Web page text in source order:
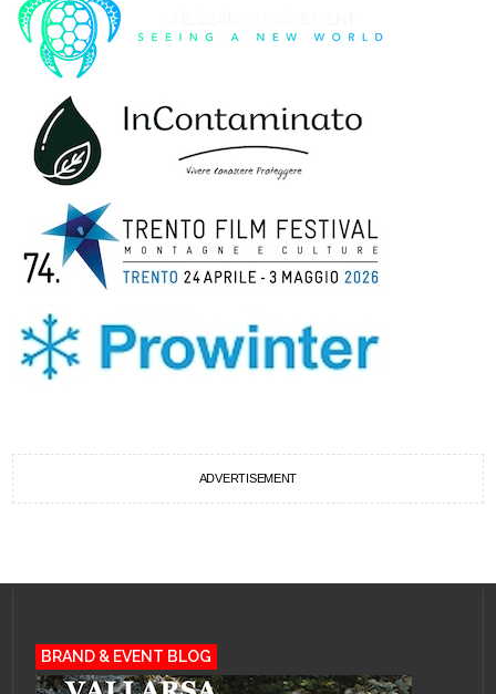
ADVERTISEMENT
BRAND & EVENT BLOG